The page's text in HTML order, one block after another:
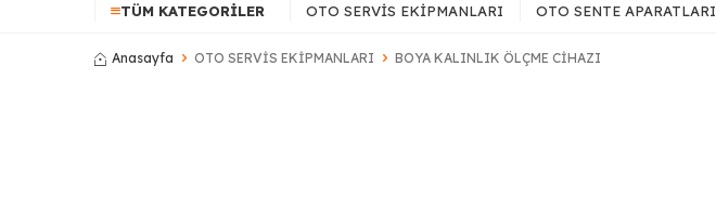
TÜM KATEGORILER OTO SERVIS EKIPMANLARI OTO SENTE APARATLARI
Anasayfa OTO SERVİS EKİPMANLARI BOYA KALINLIK ÖLÇME CİHAZI